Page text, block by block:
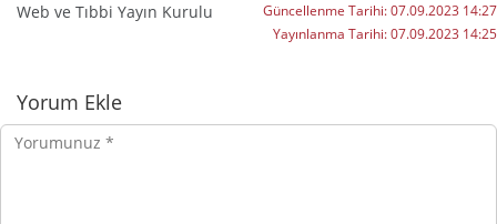
Web ve Tıbbi Yayın Kurulu Güncellenme Tarihi:07.09.2023 14:27
Yayınlanma Tarihi:07.09.2023 14:25
Yorumlar
Yorum Ekle
Yorumunuz